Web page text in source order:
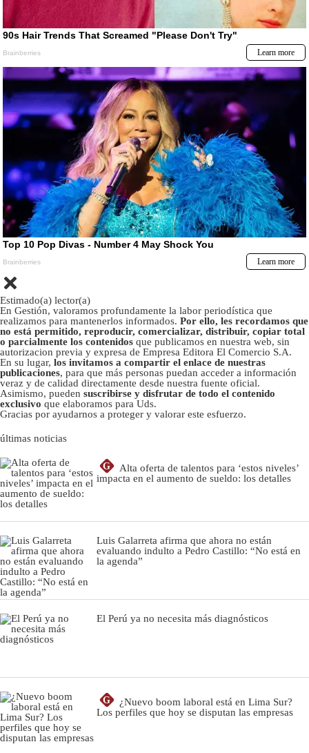
Estimado(a) lector(a)
En Gestión, valoramos profundamente la labor periodística que
realizamos para mantenerlos informados. Por ello, les recordamos que
no está permitido, reproducir, comercializar, distribuir, copiar total
o parcialmente los contenidos que publicamos en nuestra web, sin
autorizacion previa y expresa de Empresa Editora El Comercio S.A.
En su lugar, los invitamos a compartir el enlace de nuestras
publicaciones, para que más personas puedan acceder a información
veraz y de calidad directamente desde nuestra fuente oficial.
Asimismo, pueden suscribirse y disfrutar de todo el contenido
exclusivo que elaboramos para Uds.
Gracias por ayudarnos a proteger y valorar este esfuerzo.
últimas noticias
G
Alta oferta de talentos para ‘estos niveles’
impacta en el aumento de sueldo: los detalles
Luis Galarreta afirma que ahora no están
evaluando indulto a Pedro Castillo: “No está en
la agenda”
El Perú ya no necesita más diagnósticos
G
¿Nuevo boom laboral está en Lima Sur?
Los perfiles que hoy se disputan las empresas